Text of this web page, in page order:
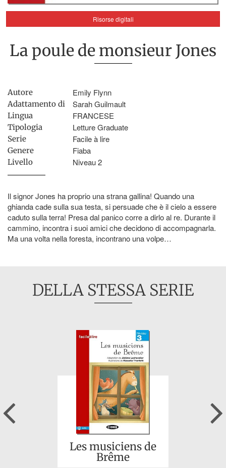
Risorse digitali
La poule de monsieur Jones
Autore Emily Flynn
Adattamento di Sarah Guilmault
Lingua FRANCESE
Tipologia Letture Graduate
Serie Facile à lire
Genere Fiaba
Livello Niveau 2
Il signor Jones ha proprio una strana gallina! Quando una
ghianda cade sulla sua testa, si persuade che è il cielo a essere
caduto sulla terra! Presa dal panico corre a dirlo al re. Durante il
cammino, incontra i suoi amici che decidono di accompagnarla.
Ma una volta nella foresta, incontrano una volpe…
DELLA STESSA SERIE
Les musiciens de
Brême
Previous